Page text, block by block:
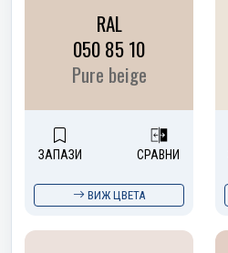
RAL
050 85 10
Pure beige
ЗАПАЗИ СРАВНИ
ВИЖ ЦВЕТА